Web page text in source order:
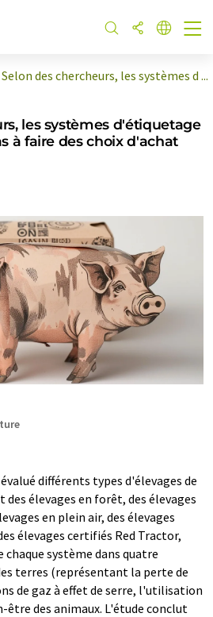
Selon des chercheurs, les systèmes d ...
les systèmes d'étiquetage
à faire des choix d'achat
différents types d'élevages de
élevages en forêt, des élevages
en plein air, des élevages
élevages certifiés Red Tractor,
système dans quatre
terres (représentant la perte de
de gaz à effet de serre, l'utilisation
des animaux. L'étude conclut